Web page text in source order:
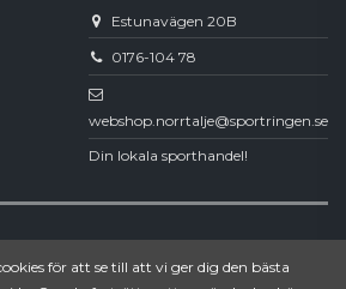
Estunavägen 20B
0176-104 78
webshop.norrtalje@sportringen.se
Din lokala sporthandel!
för att se till att vi ger dig den bästa